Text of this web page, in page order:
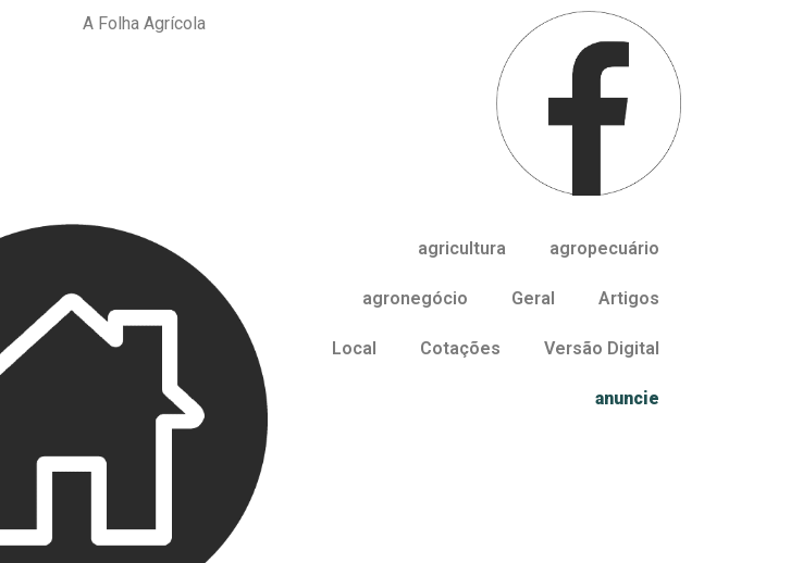
A Folha Agrícola
agricultura agropecuário
agronegócio Geral Artigos
Local Cotações Versão Digital
anuncie